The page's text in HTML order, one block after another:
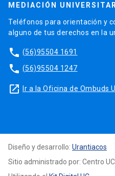
MEDIACIÓN
Teléfonos para orientación y
alguno de tus derechos en la
phone (56)95504 1691
phone (56)95504 1247
launch Ir a la Oficina de Ombuds
Diseño y desarrollo: Urantiacos
Sitio administrado por: Centro